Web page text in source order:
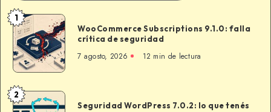
WooCommerce
Subscriptions
9.1.0:
falla
crítica
de
seguridad
1
WooCommerce Subscriptions 9.1.0: falla
crítica de seguridad
7 agosto, 2026 12 min de lectura
Seguridad
2
Seguridad WordPress 7.0.2: lo que tenés